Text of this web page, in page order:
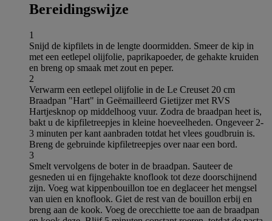
Bereidingswijze
1
Snijd de kipfilets in de lengte doormidden. Smeer de kip in
met een eetlepel olijfolie, paprikapoeder, de gehakte kruiden
en breng op smaak met zout en peper.
2
Verwarm een eetlepel olijfolie in de Le Creuset 20 cm
Braadpan "Hart" in Geëmailleerd Gietijzer met RVS
Hartjesknop op middelhoog vuur. Zodra de braadpan heet is,
bakt u de kipfiletreepjes in kleine hoeveelheden. Ongeveer 2-
3 minuten per kant aanbraden totdat het vlees goudbruin is.
Breng de gebruinde kipfiletreepjes over naar een bord.
3
Smelt vervolgens de boter in de braadpan. Sauteer de
gesneden ui en fijngehakte knoflook tot deze doorschijnend
zijn. Voeg wat kippenbouillon toe en deglaceer het mengsel
van uien en knoflook. Giet de rest van de bouillon erbij en
breng aan de kook. Voeg de orecchiette toe aan de braadpan